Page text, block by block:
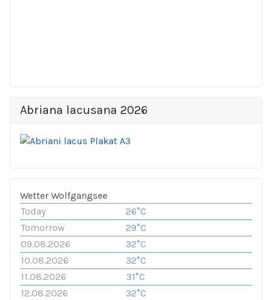
Abriana lacusana 2026
Wetter Wolfgangsee
Today
26°C
Tomorrow
29°C
09.08.2026
32°C
10.08.2026
32°C
11.08.2026
31°C
12.08.2026
32°C